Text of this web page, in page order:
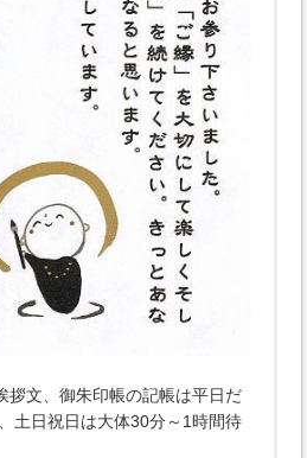
拶文、御朱印帳の記帳は平日だ
土日祝日は大体30分～1時間待